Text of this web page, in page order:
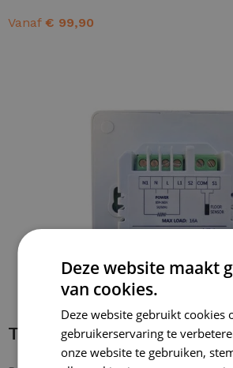
Vanaf € 99,90
Thermostaat installeren
Deze website maakt
van cookies.
Deze website gebruikt cookies
gebruikerservaring te
onze website te gebruiken,